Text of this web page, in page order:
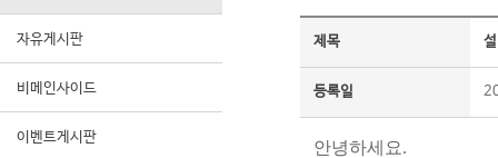
자유게시판
비메인사이드
이벤트게시판
제목
등록일
안녕하세요.